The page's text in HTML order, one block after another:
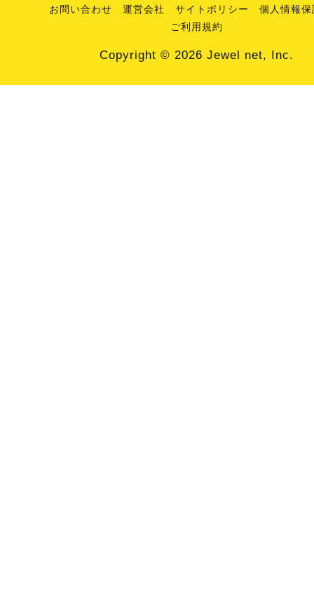
お問い合わせ
運営会社 サイトポリシー
個人情報
ご利用規約
Copyright © 2026 Jewel net, Inc.